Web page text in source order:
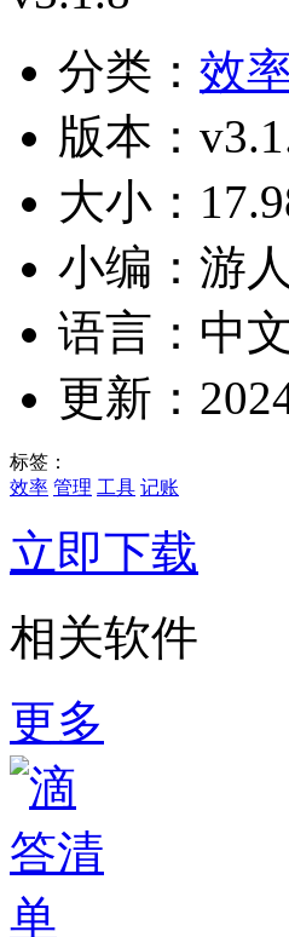
分类： 效
版本：
大小：
小编：游
语言：中文
更新：
标签：
效率 管理 工具 记账
立即下载
相关软件
更多